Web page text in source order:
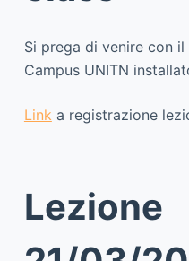
Si prega di venire con
Campus UNITN
Linka registrazione
Lezione